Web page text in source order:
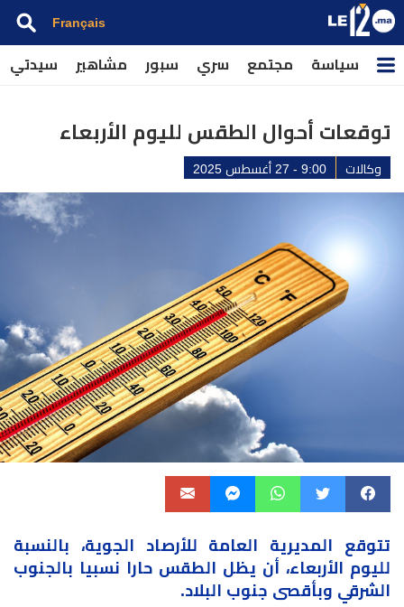
Français
سياسة مجتمع سري سبور مشاهير سيدتي
توقعات أحوال الطقس لليوم الأربعاء
وكالات 9:00 - 27 أغسطس 2025
تتوقع المديرية العامة للأرصاد الجوية، بالنسبة
لليوم الأربعاء، أن يظل الطقس حارا نسبيا بالجنوب
الشرقي وبأقصى جنوب البلاد.